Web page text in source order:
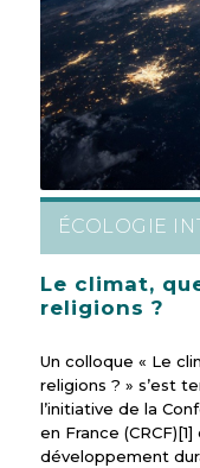
ÉCOLOGIE
Le climat,
religions ?
Un colloque « Le
religions ? » s’est
l’initiative de la
en France
développement